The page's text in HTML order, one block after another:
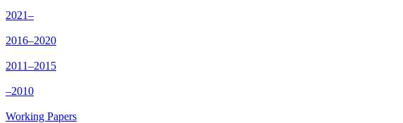
2021–
2016–2020
2011–2015
–2010
Working Papers